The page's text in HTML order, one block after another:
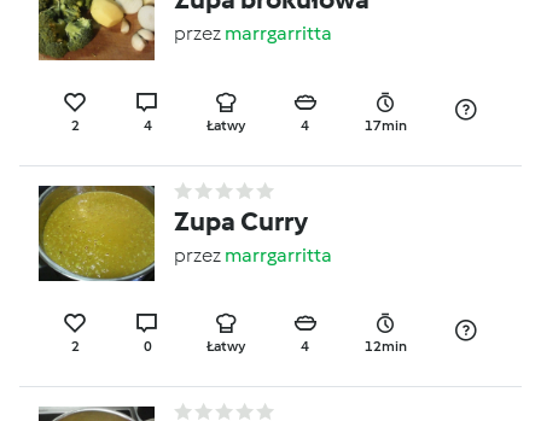
przez marrgarritta
2 4 Łatwy 4 17min
Zupa Curry
przez marrgarritta
2 0 Łatwy 4 12min